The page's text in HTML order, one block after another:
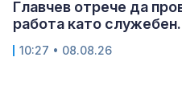
Главчев отрече да
работа като
10:27 • 08.08.26